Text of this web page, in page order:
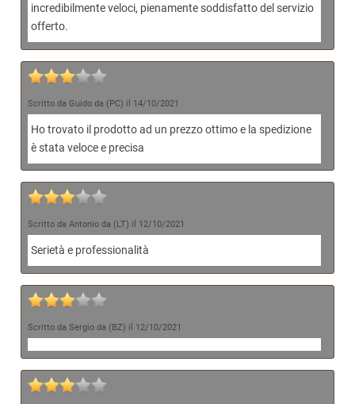
incredibilmente veloci, pienamente soddisfatto del servizio
offerto.
Scritto da Guido da (PC) il 14/10/2021
Ho trovato il prodotto ad un prezzo ottimo e la spedizione
è stata veloce e precisa
Scritto da Antonio da (LT) il 12/10/2021
Serietà e professionalità
Scritto da Sergio da (BZ) il 12/10/2021